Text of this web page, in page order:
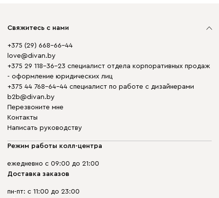
Свяжитесь с нами
+375 (29) 668-66-44
love@divan.by
+375 29 118-36-23 специалист отдела корпоративных продаж
- оформление юридических лиц
+375 44 768-64-44 специалист по работе с дизайнерами
b2b@divan.by
Перезвоните мне
Контакты
Написать руководству
Режим работы колл-центра
ежедневно с 09:00 до 21:00
Доставка заказов
пн-пт: с 11:00 до 23:00